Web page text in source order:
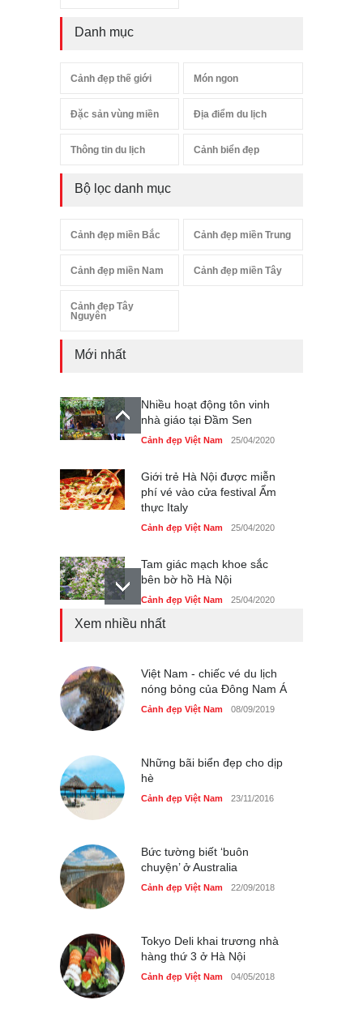
Danh mục
Cảnh đẹp thế giới Món ngon
Đặc sản vùng miền Địa điểm du lịch
Thông tin du lịch Cảnh biển đẹp
Bộ lọc danh mục
Cảnh đẹp miền Bắc Cảnh đẹp miền Trung
Cảnh đẹp miền Nam Cảnh đẹp miền Tây
Cảnh đẹp Tây
Nguyên
Mới nhất
Nhiều hoạt động tôn vinh
nhà giáo tại Đầm Sen
Cảnh đẹp Việt Nam 25/04/2020
Giới trẻ Hà Nội được miễn
phí vé vào cửa festival Ẩm
thực Italy
Cảnh đẹp Việt Nam 25/04/2020
Tam giác mạch khoe sắc
bên bờ hồ Hà Nội
Cảnh đẹp Việt Nam 25/04/2020
Cảnh đẹp Việt Nam 24/04/2020
Chợ đêm Phú Quốc có nhà
40 xe ôtô du lịch tự lái đầu
tiên qua cửa khẩu Móng Cái
Thực hư cây cầu gỗ dài
nhất Việt Nam bị ‘xóa sổ’
sau lũ
Bún cá thố và bánh canh
cốt dừa miền Tây ở Sài Gòn
Cảnh đẹp Việt Nam 24/04/2020
Xem nhiều nhất
Việt Nam - chiếc vé du lịch
nóng bỏng của Đông Nam Á
Cảnh đẹp Việt Nam 08/09/2019
Những bãi biển đẹp cho dịp
hè
Cảnh đẹp Việt Nam 23/11/2016
Bức tường biết ‘buôn
chuyện’ ở Australia
Cảnh đẹp Việt Nam 22/09/2018
Tokyo Deli khai trương nhà
hàng thứ 3 ở Hà Nội
Cảnh đẹp Việt Nam 04/05/2018